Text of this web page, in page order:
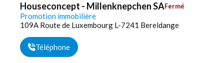
Houseconcept - Millenknepchen SAFermé
Promotion immobilière
109A Route de Luxembourg L-7241 Bereldange
Téléphone